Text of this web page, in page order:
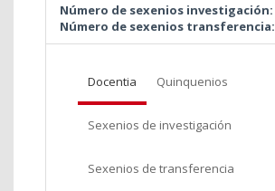
Número de sexenios investigación:
Número de sexenios transferencia:
Docentia Quinquenios
Sexenios de investigación
Sexenios de transferencia